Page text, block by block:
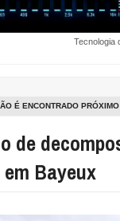
Tecnologia
É ENCONTRADO
de
Bayeux